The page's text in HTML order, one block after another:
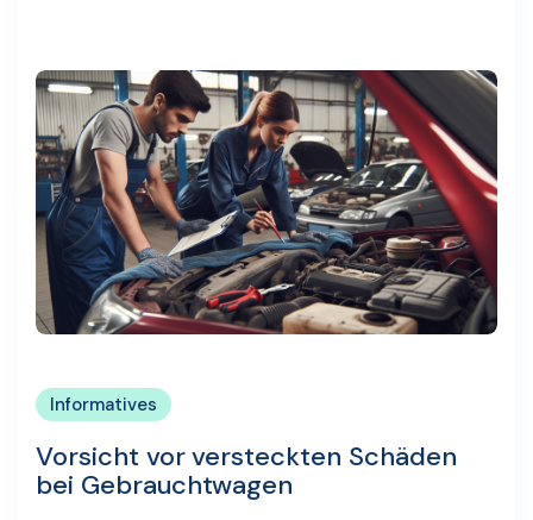
Informatives
Vorsicht vor versteckten Schäden
bei Gebrauchtwagen